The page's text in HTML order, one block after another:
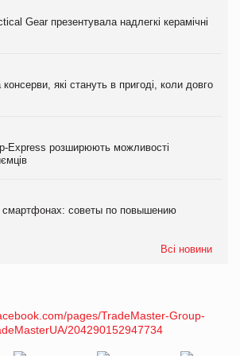
Gear презентувала надлегкі керамічні
які стануть в пригоді, коли довго
Express розширюють можливості
советы по повышению
Всі новини